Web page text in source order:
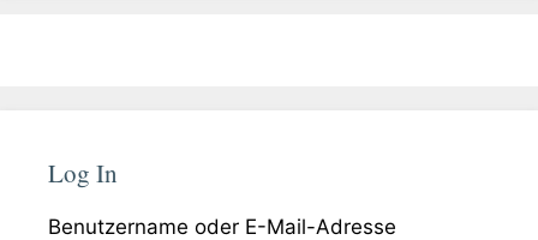
Log In
Benutzername oder E-Mail-Adresse